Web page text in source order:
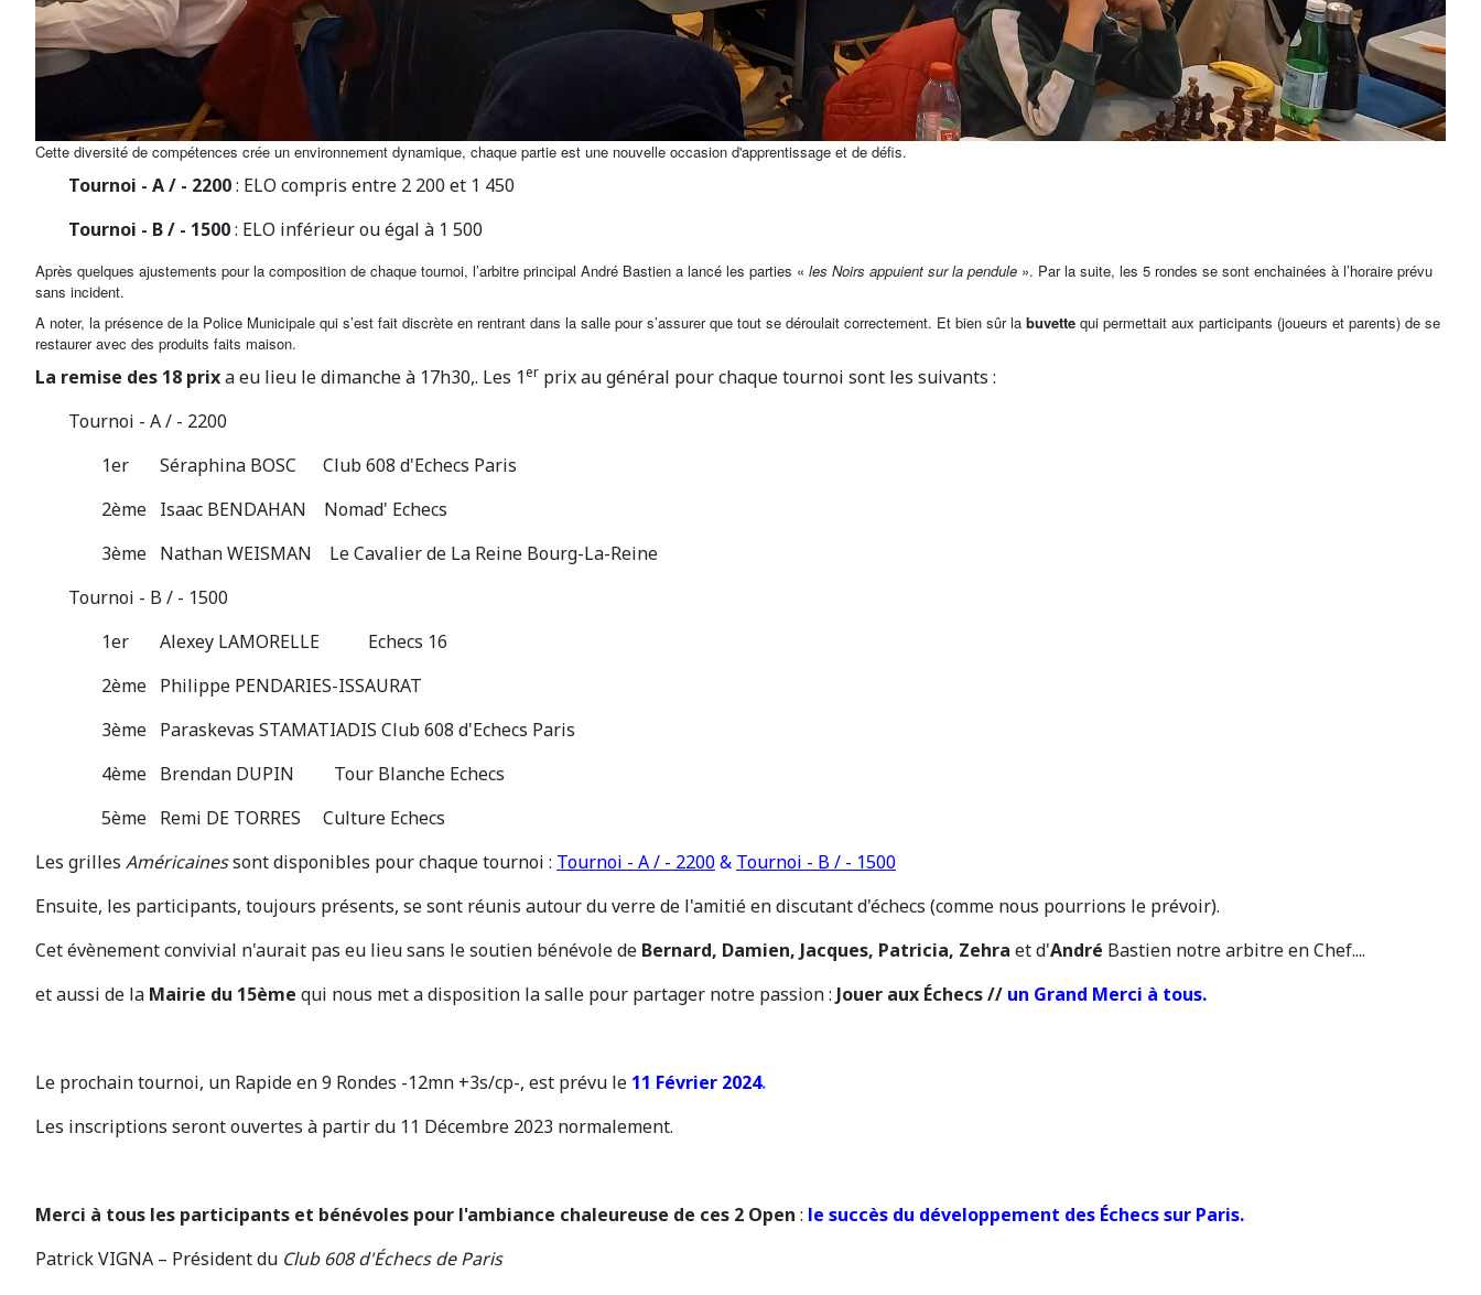
Cette diversité de compétences crée un environnement dynamique, chaque partie est une nouvelle occasion d'apprentissage et de défis.
Tournoi - A / - 2200: ELO compris entre 2 200 et 1 450
Tournoi - B / - 1500: ELO inférieur ou égal à 1 500
Après quelques ajustements pour la composition de chaque tournoi, l’arbitre principal André Bastien a lancé les parties « les Noirs appuient sur la pendule ». Par la suite, les 5 rondes se sont enchainées à l’horaire prévu
sans incident.
A noter, la présence de la Police Municipale qui s’est fait discrète en rentrant dans la salle pour s’assurer que tout se déroulait correctement. Et bien sûr la buvette qui permettait aux participants (joueurs et parents) de se
restaurer avec des produits faits maison.
La remise des 18 prixa eu lieu le dimanche à 17h30,. Les 1er prix au général pour chaque tournoi sont les suivants :
Tournoi - A / - 2200
1er Séraphina BOSC Club 608 d'Echecs Paris
2ème Isaac BENDAHAN Nomad' Echecs
3ème Nathan WEISMAN Le Cavalier de La Reine Bourg-La-Reine
Tournoi - B / - 1500
1er Alexey LAMORELLE Echecs 16
2ème Philippe PENDARIES-ISSAURAT
3ème Paraskevas STAMATIADIS Club 608 d'Echecs Paris
4ème Brendan DUPIN Tour Blanche Echecs
5ème Remi DE TORRES Culture Echecs
Les grilles Américainessont disponibles pour chaque tournoi : Tournoi - A / - 2200& Tournoi - B / - 1500
Ensuite, les participants, toujours présents, se sont réunis autour du verre de l'amitié en discutant d'échecs (comme nous pourrions le prévoir).
Cet évènement convivial n'aurait pas eu lieu sans le soutien bénévole de Bernard, Damien, Jacques, Patricia, Zehra et d'André Bastien notre arbitre en Chef....
et aussi de la Mairie du 15ème qui nous met a disposition la salle pour partager notre passion : Jouer aux Échecs // un Grand Merci à tous.
Le prochain tournoi, un Rapide en 9 Rondes -12mn +3s/cp-, est prévu le 11 Février 2024.
Les inscriptions seront ouvertes à partir du 11 Décembre 2023 normalement.
Merci à tous les participants et bénévoles pour l'ambiance chaleureuse de ces 2 Open : le succès du développement des Échecs sur Paris.
Patrick VIGNA – Président du Club 608 d'Échecs de Paris